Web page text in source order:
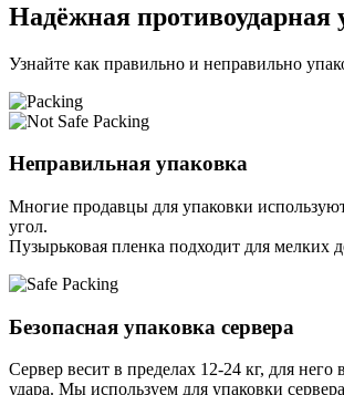
Надёжная противоударная
Узнайте как правильно и неправильно
Неправильная упаковка
Многие продавцы для упаковки
угол.
Пузырьковая пленка подходит для мелких
Безопасная упаковка сервера
Сервер весит в пределах 12-24 кг, для
удара. Мы используем для упаковки